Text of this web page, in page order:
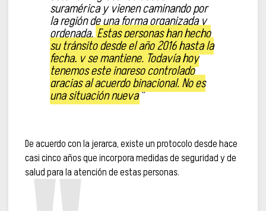
suramérica y vienen caminando por
la región de una forma organizada y
ordenada.Estas personas han hecho
su tránsito desde el año 2016 hasta la
fecha, y se mantiene. Todavía hoy
tenemos este ingreso controlado
gracias al acuerdo binacional. No es
una situación nueva”
De acuerdo con la jerarca, existe un protocolo desde hace
casi cinco años que incorpora medidas de seguridad y de
salud para la atención de estas personas.